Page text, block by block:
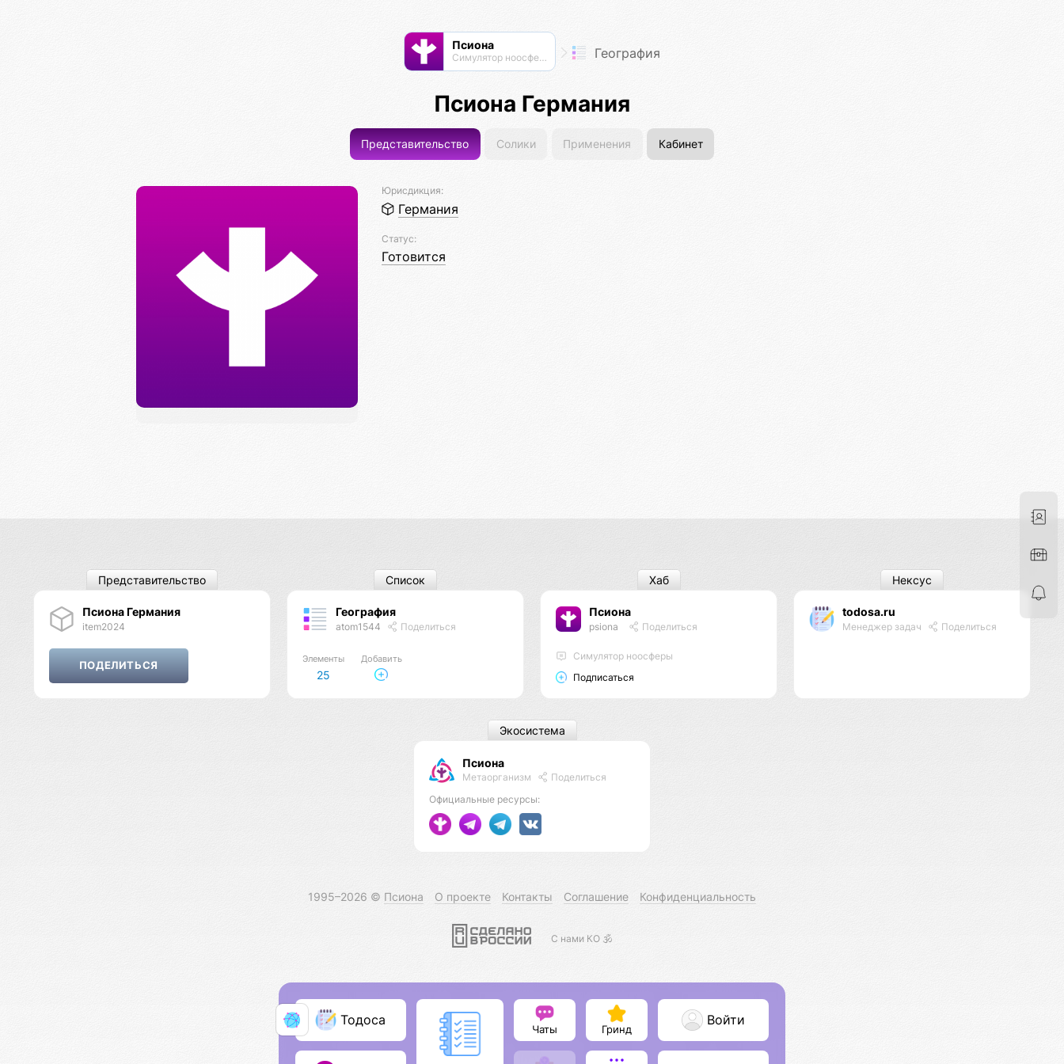
Псиона
Cимулятор ноосферы География
Псиона Германия
Представительство Солики Применения Кабинет
Юрисдикция:
Германия
Статус:
Готовится
Псиона Германия
item2024
Представительство
География
atom1544 Поделиться
Элементы
25
Добавить
Список
Псиона
psiona Поделиться
Cимулятор ноосферы
Подписаться
Хаб
todosa.ru
Менеджер задач Поделиться
Нексус
Псиона
Метаорганизм
Поделиться
Официальные ресурсы:
Экосистема
1995–2026 © Псиона О проекте Контакты Соглашение Конфиденциальность
С нами КО 🕉️
Тодоса
Чаты Гринд
Войти